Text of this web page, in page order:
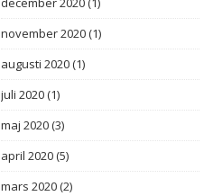
november 2020(1)
augusti 2020(1)
juli 2020(1)
maj 2020(3)
april 2020(5)
mars 2020(2)